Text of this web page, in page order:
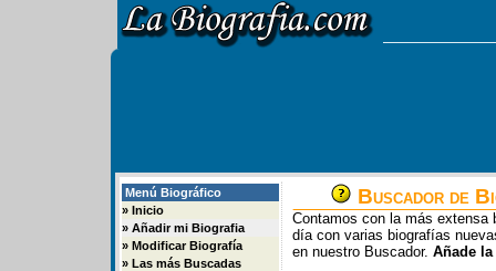
Menú Biográfico
» Inicio
» Añadir mi Biografia
» Modificar Biografía
» Las más Buscadas
Buscador de
Contamos con la más extensa
día con varias biografías
en nuestro Buscador. Añade